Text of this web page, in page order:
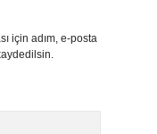
için adım, e-posta